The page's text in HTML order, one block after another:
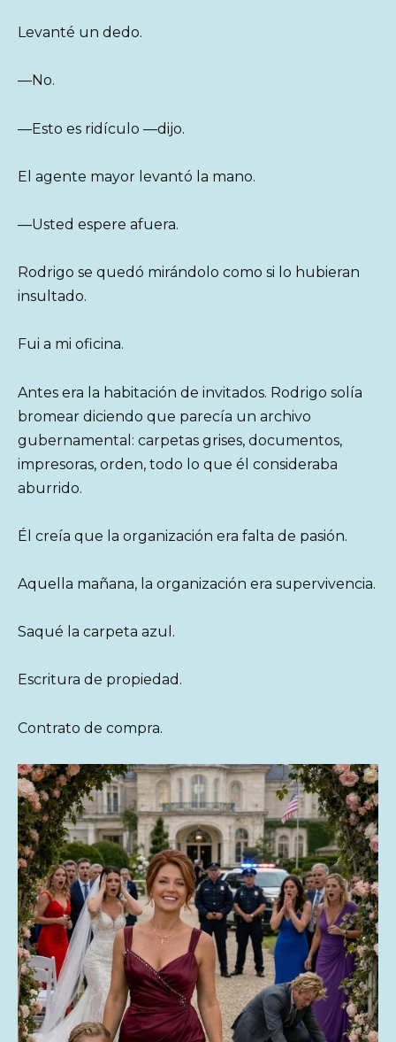
Levanté un dedo.
—No.
—Esto es ridículo —dijo.
El agente mayor levantó la mano.
—Usted espere afuera.
Rodrigo se quedó mirándolo como si lo hubieran
insultado.
Fui a mi oficina.
Antes era la habitación de invitados. Rodrigo solía
bromear diciendo que parecía un archivo
gubernamental: carpetas grises, documentos,
impresoras, orden, todo lo que él consideraba
aburrido.
Él creía que la organización era falta de pasión.
Aquella mañana, la organización era supervivencia.
Saqué la carpeta azul.
Escritura de propiedad.
Contrato de compra.